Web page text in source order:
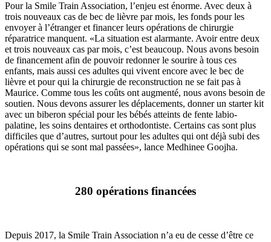
Pour la Smile Train Association, l’enjeu est énorme. Avec deux à
trois nouveaux cas de bec de lièvre par mois, les fonds pour les
envoyer à l’étranger et financer leurs opérations de chirurgie
réparatrice manquent. «La situation est alarmante. Avoir entre deux
et trois nouveaux cas par mois, c’est beaucoup. Nous avons besoin
de financement afin de pouvoir redonner le sourire à tous ces
enfants, mais aussi ces adultes qui vivent encore avec le bec de
lièvre et pour qui la chirurgie de reconstruction ne se fait pas à
Maurice. Comme tous les coûts ont augmenté, nous avons besoin de
soutien. Nous devons assurer les déplacements, donner un starter kit
avec un biberon spécial pour les bébés atteints de fente labio-
palatine, les soins dentaires et orthodontiste. Certains cas sont plus
difficiles que d’autres, surtout pour les adultes qui ont déjà subi des
opérations qui se sont mal passées», lance Medhinee Goojha.
280 opérations financées
Depuis 2017, la Smile Train Association n’a eu de cesse d’être ce